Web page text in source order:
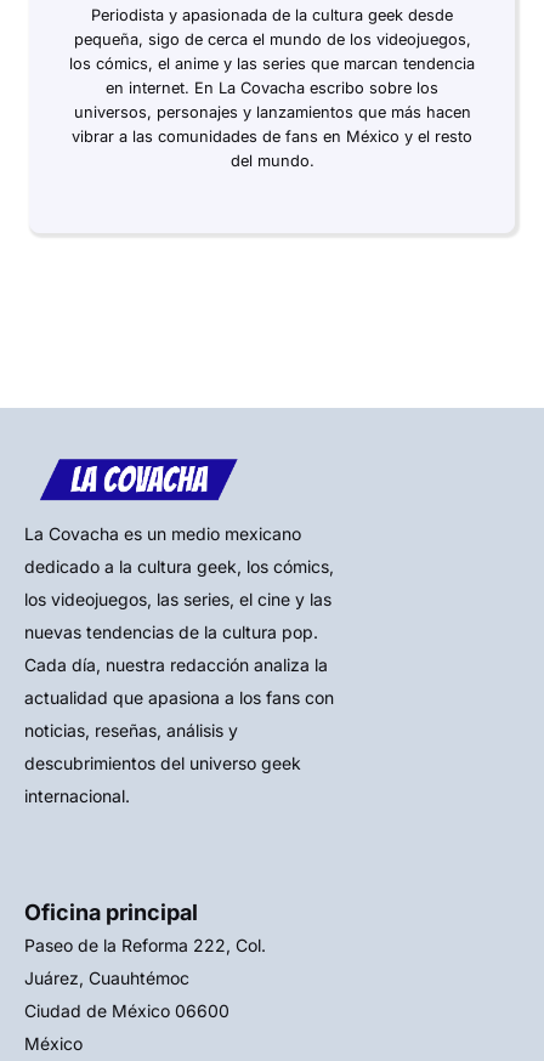
Periodista y apasionada de la cultura geek desde
pequeña, sigo de cerca el mundo de los videojuegos,
los cómics, el anime y las series que marcan tendencia
en internet. En La Covacha escribo sobre los
universos, personajes y lanzamientos que más hacen
vibrar a las comunidades de fans en México y el resto
del mundo.
La Covacha es un medio mexicano
dedicado a la cultura geek, los cómics,
los videojuegos, las series, el cine y las
nuevas tendencias de la cultura pop.
Cada día, nuestra redacción analiza la
actualidad que apasiona a los fans con
noticias, reseñas, análisis y
descubrimientos del universo geek
internacional.
Oficina principal
Paseo de la Reforma 222, Col.
Juárez, Cuauhtémoc
Ciudad de México 06600
México